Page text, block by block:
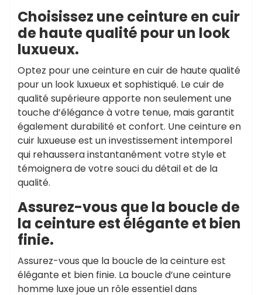
Choisissez une ceinture en cuir
de haute qualité pour un look
luxueux.
Optez pour une ceinture en cuir de haute qualité
pour un look luxueux et sophistiqué. Le cuir de
qualité supérieure apporte non seulement une
touche d’élégance à votre tenue, mais garantit
également durabilité et confort. Une ceinture en
cuir luxueuse est un investissement intemporel
qui rehaussera instantanément votre style et
témoignera de votre souci du détail et de la
qualité.
Assurez-vous que la boucle de
la ceinture est élégante et bien
finie.
Assurez-vous que la boucle de la ceinture est
élégante et bien finie. La boucle d’une ceinture
homme luxe joue un rôle essentiel dans